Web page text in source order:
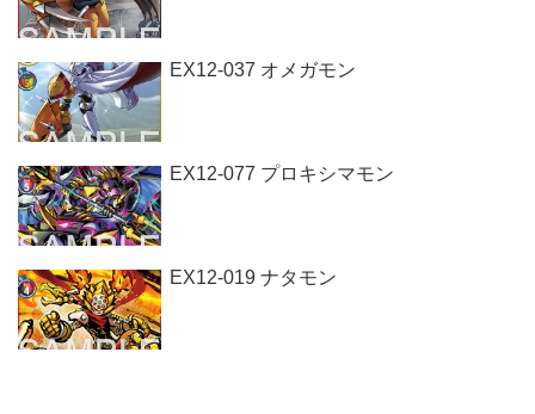
EX12-037 オメガモン
EX12-077 プロキシマモン
EX12-019 ナタモン